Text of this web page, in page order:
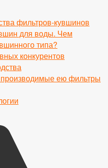
фильтров-кувшинов
для воды. Чем
типа?
конкурентов
ею фильтры